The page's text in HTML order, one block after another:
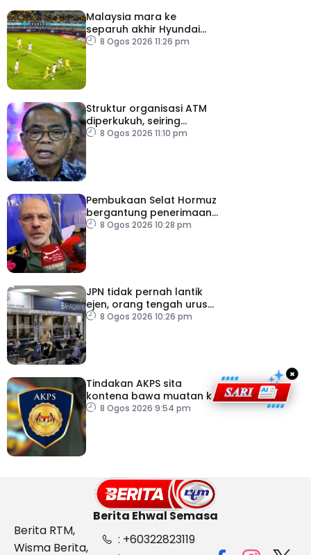
Malaysia mara ke
separuh akhir Hyundai
ASEAN Cup
8 Ogos 2026 11:26 pm
Struktur organisasi ATM
diperkukuh, seiring
pemodenan aset
8 Ogos 2026 11:10 pm
Pembukaan Selat Hormuz
bergantung penerimaan
AS – IRGC
8 Ogos 2026 10:28 pm
JPN tidak pernah lantik
ejen, orang tengah urus
dokumentasi
8 Ogos 2026 10:26 pm
Tindakan AKPS sita
kontena bawa muatan ke
Israel bukti ketegasan
8 Ogos 2026 9:54 pm
×
Berita Ehwal Semasa
Berita RTM,
Wisma Berita,
: +60322823119